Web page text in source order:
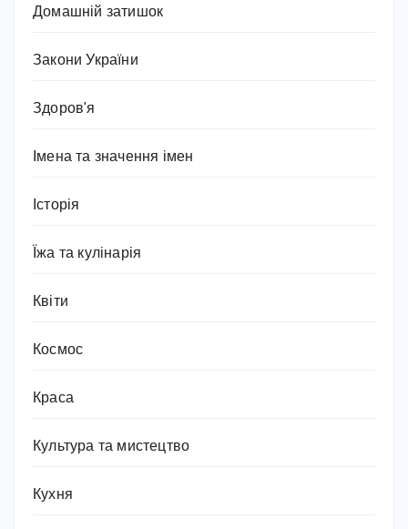
Домашній затишок
Закони України
Здоров'я
Імена та значення імен
Історія
Їжа та кулінарія
Квіти
Космос
Краса
Культура та мистецтво
Кухня